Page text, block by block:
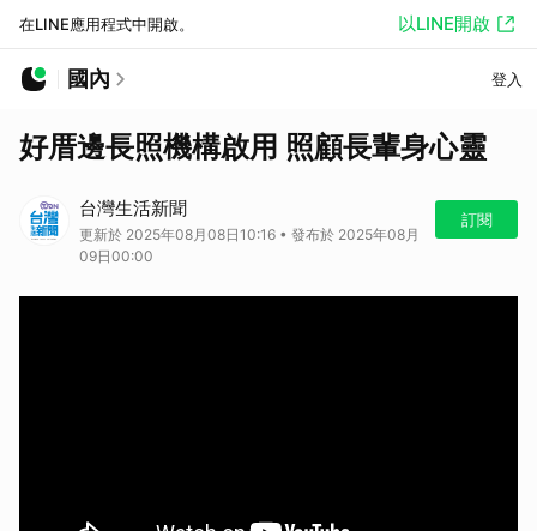
在LINE應用程式中開啟。 以LINE開啟
國內 登入
好厝邊長照機構啟用 照顧長輩身心靈
台灣生活新聞
更新於 2025年08月08日10:16 • 發布於 2025年08月
09日00:00
訂閱